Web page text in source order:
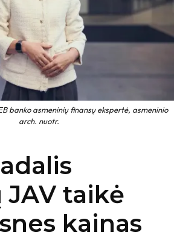
banko asmeninių finansų ekspertė, asmeninio
arch. nuotr.
taikė
kainas